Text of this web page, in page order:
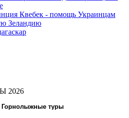
Квебек - помощь Украинцам
Зеландию
2026
Горнолыжные туры